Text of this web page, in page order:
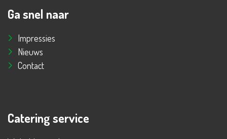
Ga snel naar
Impressies
Nieuws
Contact
Catering service